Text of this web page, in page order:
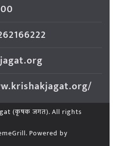
(कृषक जगत). All rights
Powered by